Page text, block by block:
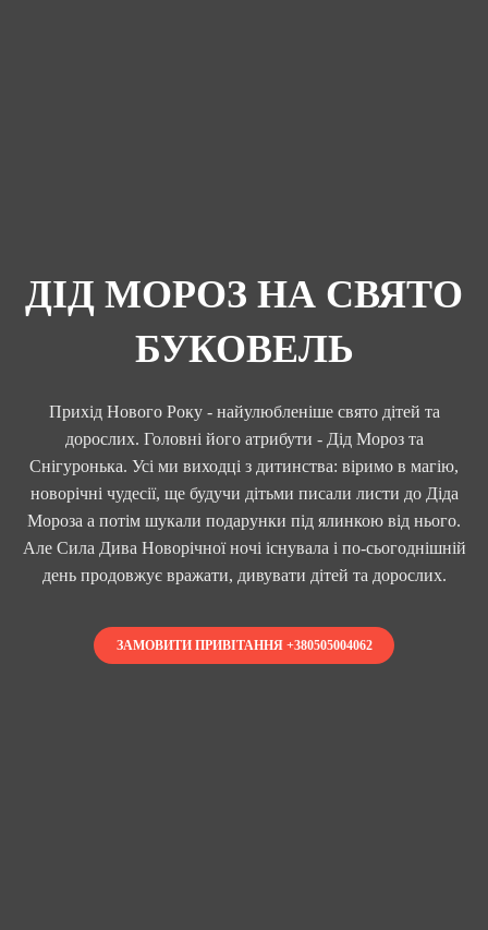
ДІД МОРОЗ НА СВЯТО
БУКОВЕЛЬ
Прихід Нового Року - найулюбленіше свято дітей та
дорослих. Головні його атрибути - Дід Мороз та
Снігуронька. Усі ми виходці з дитинства: віримо в магію,
новорічні чудесії, ще будучи дітьми писали листи до Діда
Мороза а потім шукали подарунки під ялинкою від нього.
Але Сила Дива Новорічної ночі існувала і по-сьогоднішній
день продовжує вражати, дивувати дітей та дорослих.
ЗАМОВИТИ ПРИВІТАННЯ +380505004062